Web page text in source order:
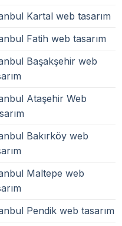
Kartal web tasarım
Fatih web tasarım
Başakşehir web
Ataşehir Web
Bakırköy web
Maltepe web
Pendik web tasarım